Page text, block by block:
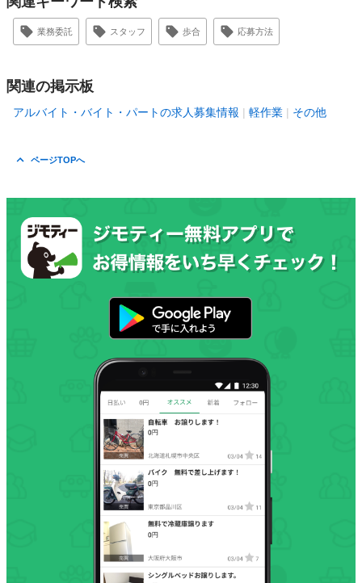
業務委託 スタッフ 歩合 応募方法
関連の掲示板
アルバイト・バイト・パートの求人募集情報 軽作業 その他
ページTOPへ